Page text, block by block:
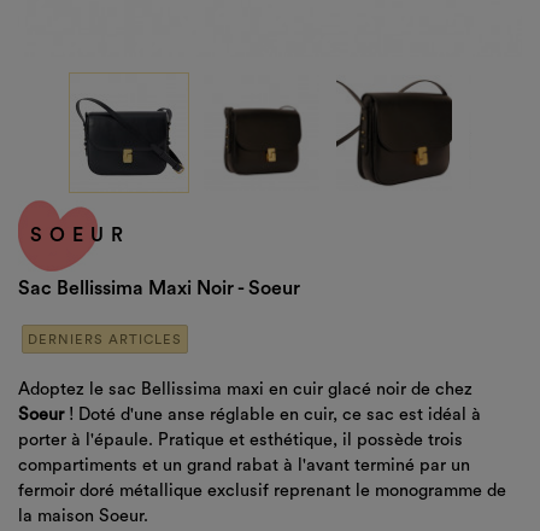
SOEUR
Sac Bellissima Maxi Noir - Soeur
DERNIERS ARTICLES
Adoptez le sac Bellissima maxi en cuir glacé noir de chez
Soeur! Doté d'une anse réglable en cuir, ce sac est idéal à
porter à l'épaule. Pratique et esthétique, il possède trois
compartiments et un grand rabat à l'avant terminé par un
fermoir doré métallique exclusif reprenant le monogramme de
la maison Soeur.